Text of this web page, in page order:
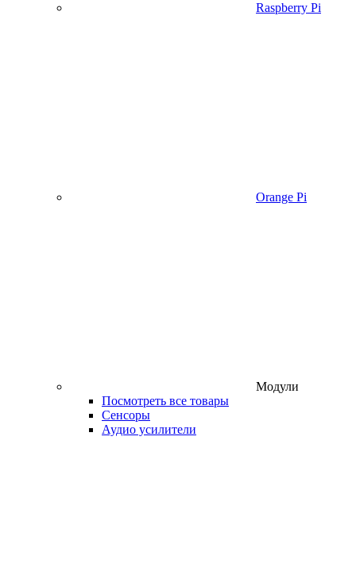
Raspberry Pi
Orange Pi
Модули
Посмотреть все товары
Сенсоры
Аудио усилители